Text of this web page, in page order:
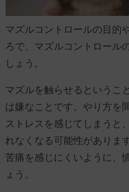
マズルコントロールの目的
ろで、マズルコントロール
しょう。
マズルを触らせるというこ
は嫌なことです。やり方を
ストレスを感じてしまうと
れなくなる可能性がありま
苦痛を感じにくいように、
ょう。